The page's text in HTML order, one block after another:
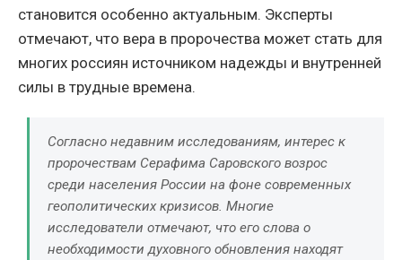
становится особенно актуальным. Эксперты
отмечают, что вера в пророчества может стать для
многих россиян источником надежды и внутренней
силы в трудные времена.
Согласно недавним исследованиям, интерес к
пророчествам Серафима Саровского возрос
среди населения России на фоне современных
геополитических кризисов. Многие
исследователи отмечают, что его слова о
необходимости духовного обновления находят